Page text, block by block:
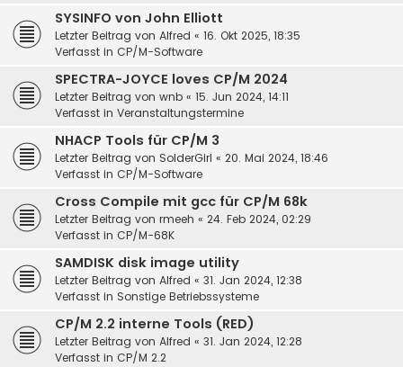
SYSINFO von John Elliott
Letzter Beitrag von Alfred « 16. Okt 2025, 18:35
Verfasst in CP/M-Software
SPECTRA-JOYCE loves CP/M 2024
Letzter Beitrag von wnb « 15. Jun 2024, 14:11
Verfasst in Veranstaltungstermine
NHACP Tools für CP/M 3
Letzter Beitrag von SolderGirl « 20. Mai 2024, 18:46
Verfasst in CP/M-Software
Cross Compile mit gcc für CP/M 68k
Letzter Beitrag von rmeeh « 24. Feb 2024, 02:29
Verfasst in CP/M-68K
SAMDISK disk image utility
Letzter Beitrag von Alfred « 31. Jan 2024, 12:38
Verfasst in Sonstige Betriebssysteme
CP/M 2.2 interne Tools (RED)
Letzter Beitrag von Alfred « 31. Jan 2024, 12:28
Verfasst in CP/M 2.2